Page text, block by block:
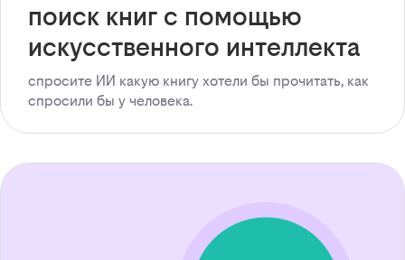
поиск книг с помощью
искусственного интеллекта
спросите ИИ какую книгу хотели бы прочитать, как
спросили бы у человека.